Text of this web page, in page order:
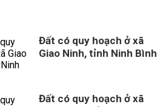
Đất có quy hoạch ở xã
Giao Ninh, tỉnh Ninh Bình
Đất có quy hoạch ở xã